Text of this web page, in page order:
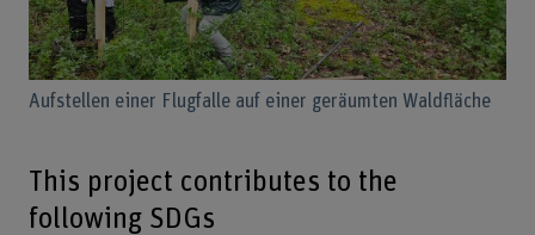
Aufstellen einer Flugfalle auf einer geräumten Waldfläche
This project contributes to the
following SDGs